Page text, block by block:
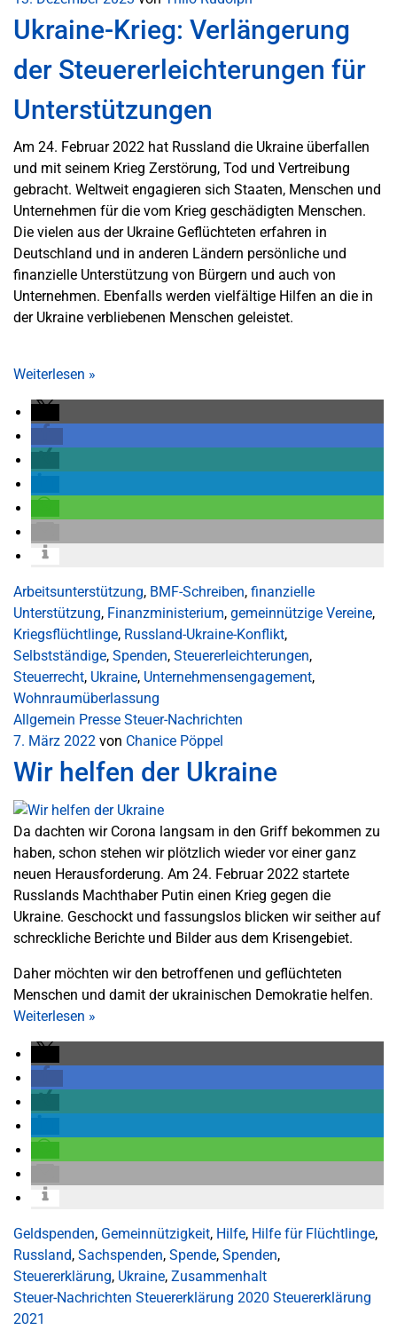
Ukraine-Krieg: Verlängerung
der Steuererleichterungen für
Unterstützungen
Am 24. Februar 2022 hat Russland die Ukraine überfallen
und mit seinem Krieg Zerstörung, Tod und Vertreibung
gebracht. Weltweit engagieren sich Staaten, Menschen und
Unternehmen für die vom Krieg geschädigten Menschen.
Die vielen aus der Ukraine Geflüchteten erfahren in
Deutschland und in anderen Ländern persönliche und
finanzielle Unterstützung von Bürgern und auch von
Unternehmen. Ebenfalls werden vielfältige Hilfen an die in
der Ukraine verbliebenen Menschen geleistet.
Weiterlesen »
Arbeitsunterstützung, BMF-Schreiben, finanzielle
Unterstützung, Finanzministerium, gemeinnützige Vereine,
Kriegsflüchtlinge, Russland-Ukraine-Konflikt,
Selbstständige, Spenden, Steuererleichterungen,
Steuerrecht, Ukraine, Unternehmensengagement,
Wohnraumüberlassung
Allgemein Presse Steuer-Nachrichten
7. März 2022 von Chanice Pöppel
Wir helfen der Ukraine
Da dachten wir Corona langsam in den Griff bekommen zu
haben, schon stehen wir plötzlich wieder vor einer ganz
neuen Herausforderung. Am 24. Februar 2022 startete
Russlands Machthaber Putin einen Krieg gegen die
Ukraine. Geschockt und fassungslos blicken wir seither auf
schreckliche Berichte und Bilder aus dem Krisengebiet.
Daher möchten wir den betroffenen und geflüchteten
Menschen und damit der ukrainischen Demokratie helfen.
Weiterlesen »
Geldspenden, Gemeinnützigkeit, Hilfe, Hilfe für Flüchtlinge,
Russland, Sachspenden, Spende, Spenden,
Steuererklärung, Ukraine, Zusammenhalt
Steuer-Nachrichten Steuererklärung 2020 Steuererklärung
2021